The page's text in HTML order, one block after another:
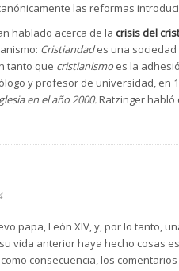
las reformas
hablado acerca de la crisis del
Cristiandades una
tanto que cristianismo es la
y profesor de universidad, en
en el año 2000.Ratzinger
estaría unida, en la que los
Por su claridad, no me
de doctores
morales e intelectuales para
(Citado por José Miguel Cejas en
el demonio sigue actuando
papa, León XIV, y, por lo tanto,
vida anterior haya hecho cosas
consecuencia, los